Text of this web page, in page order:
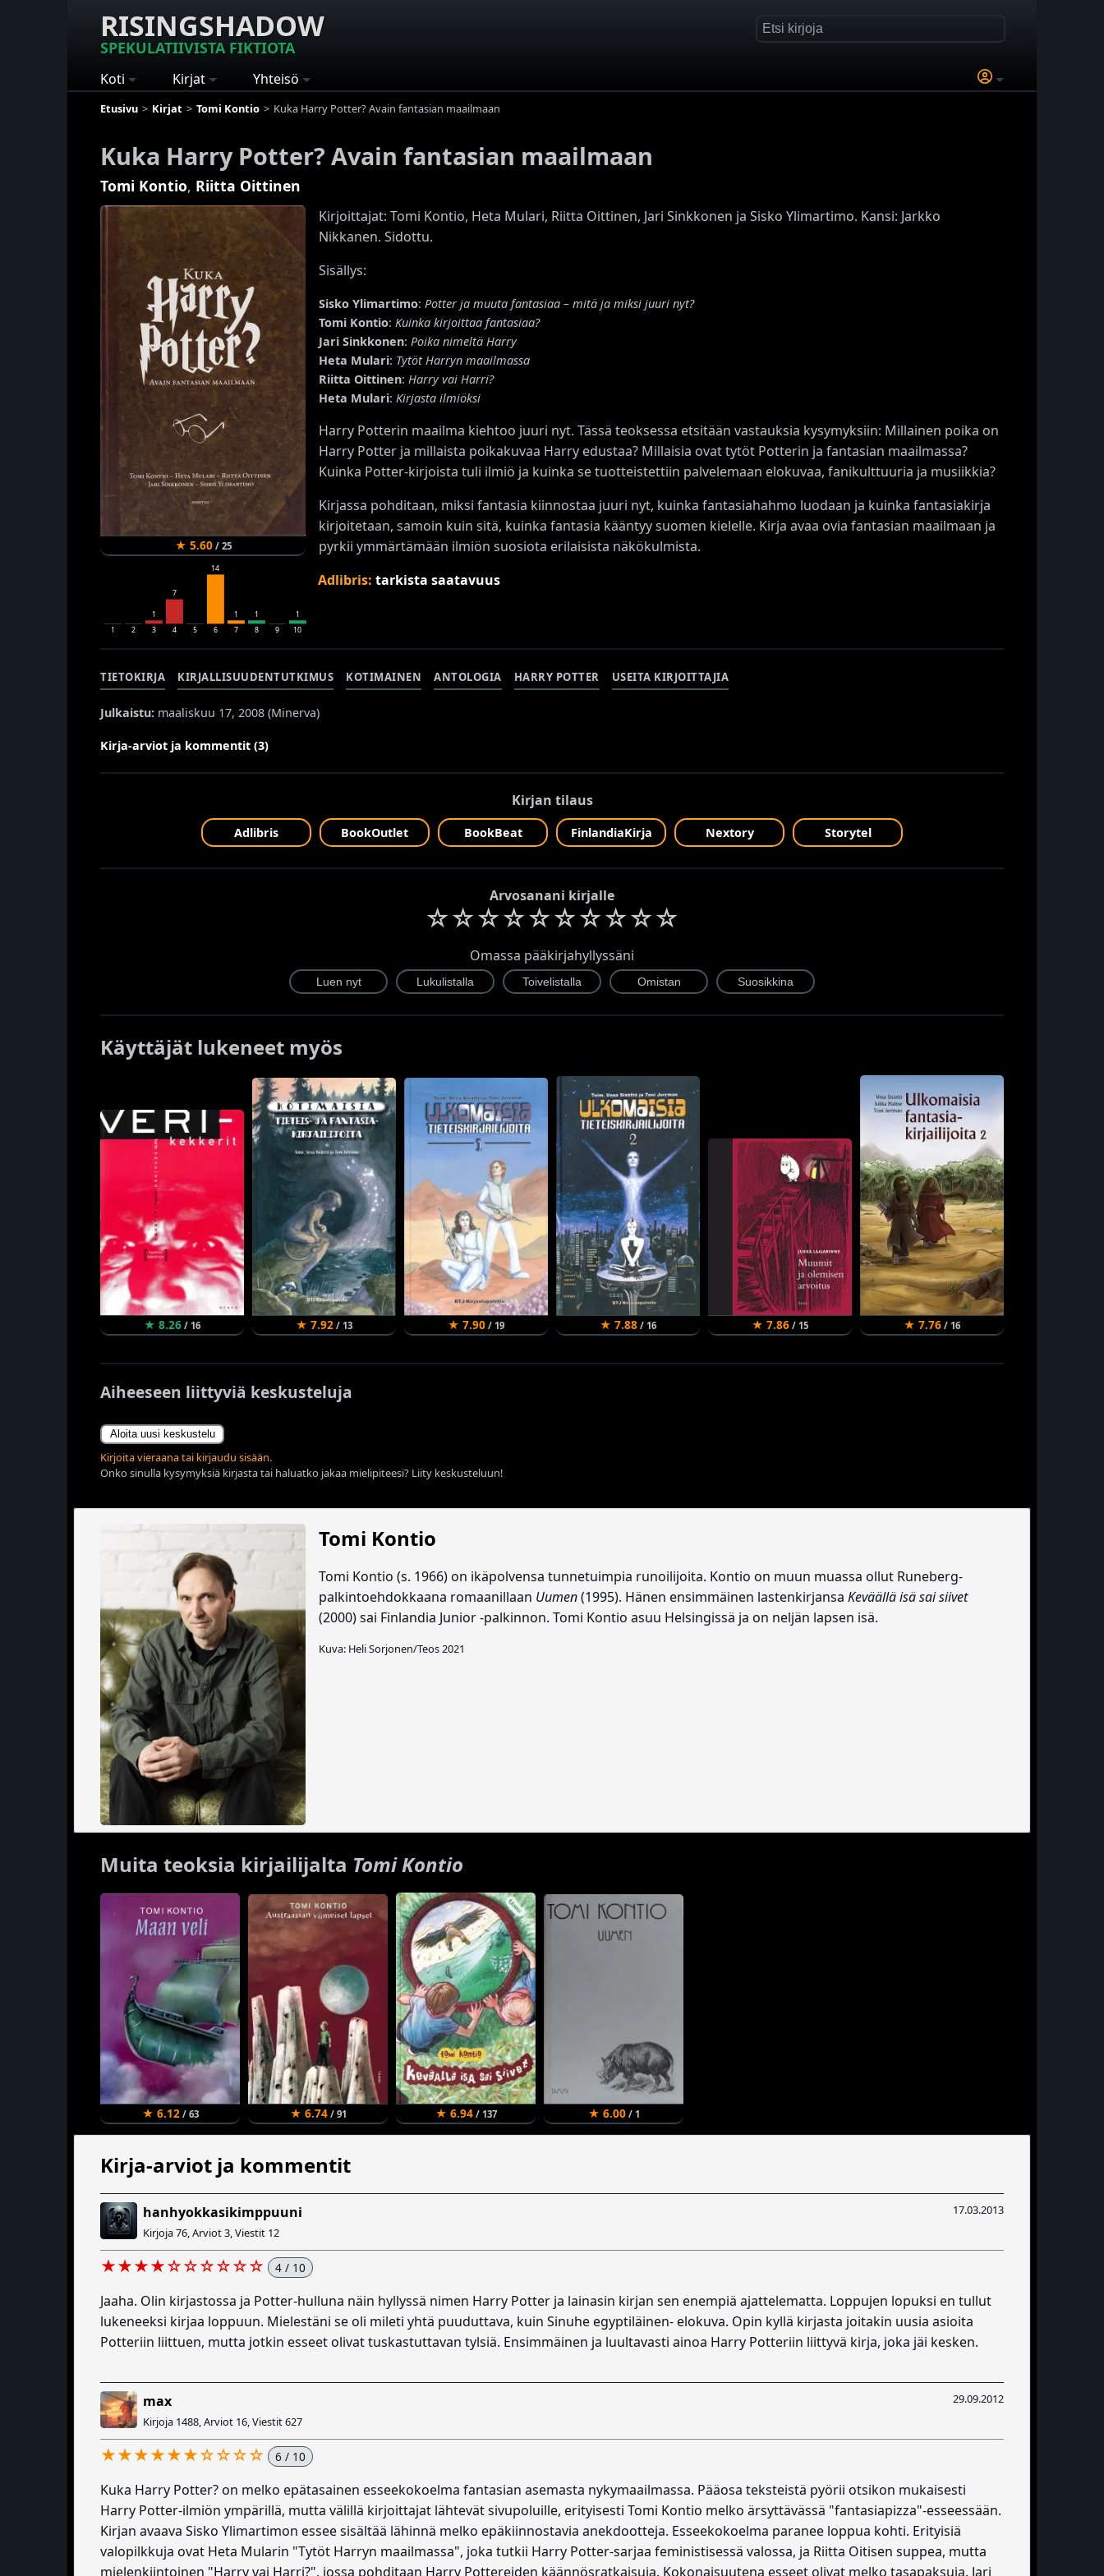
RISINGSHADOW
SPEKULATIIVISTA FIKTIOTA
Koti Kirjat Yhteisö
Etusivu Kirjat Tomi Kontio Kuka Harry Potter? Avain fantasian maailmaan
Kuka Harry Potter? Avain fantasian maailmaan
Tomi Kontio, Riitta Oittinen
★ 5.60/ 25
1 2
1
3
7
4 5
14
6
1
7
1
8
9
1
10
Kirjoittajat: Tomi Kontio, Heta Mulari, Riitta Oittinen, Jari Sinkkonen ja Sisko Ylimartimo. Kansi: Jarkko
Nikkanen. Sidottu.
Sisällys:
Sisko Ylimartimo: Potter ja muuta fantasiaa – mitä ja miksi juuri nyt?
Tomi Kontio: Kuinka kirjoittaa fantasiaa?
Jari Sinkkonen: Poika nimeltä Harry
Heta Mulari: Tytöt Harryn maailmassa
Riitta Oittinen: Harry vai Harri?
Heta Mulari: Kirjasta ilmiöksi
Harry Potterin maailma kiehtoo juuri nyt. Tässä teoksessa etsitään vastauksia kysymyksiin: Millainen poika on
Harry Potter ja millaista poikakuvaa Harry edustaa? Millaisia ovat tytöt Potterin ja fantasian maailmassa?
Kuinka Potter-kirjoista tuli ilmiö ja kuinka se tuotteistettiin palvelemaan elokuvaa, fanikulttuuria ja musiikkia?
Kirjassa pohditaan, miksi fantasia kiinnostaa juuri nyt, kuinka fantasiahahmo luodaan ja kuinka fantasiakirja
kirjoitetaan, samoin kuin sitä, kuinka fantasia kääntyy suomen kielelle. Kirja avaa ovia fantasian maailmaan ja
pyrkii ymmärtämään ilmiön suosiota erilaisista näkökulmista.
Adlibris: tarkista saatavuus
TIETOKIRJA KIRJALLISUUDENTUTKIMUS KOTIMAINEN ANTOLOGIA HARRY POTTER USEITA KIRJOITTAJIA
Julkaistu: maaliskuu 17, 2008 (Minerva)
Kirja-arviot ja kommentit (3)
Kirjan tilaus
Adlibris BookOutlet BookBeat FinlandiaKirja Nextory Storytel
Arvosanani kirjalle
☆☆☆☆☆☆☆☆☆☆
Omassa pääkirjahyllyssäni
Käyttäjät lukeneet myös
★ 8.26 / 16 ★ 7.92 / 13 ★ 7.90 / 19 ★ 7.88 / 16 ★ 7.86 / 15 ★ 7.76 / 16
Aiheeseen liittyviä keskusteluja
Aloita uusi keskustelu
Kirjoita vieraana tai kirjaudu sisään.
Onko sinulla kysymyksiä kirjasta tai haluatko jakaa mielipiteesi? Liity keskusteluun!
Tomi Kontio
Tomi Kontio (s. 1966) on ikäpolvensa tunnetuimpia runoilijoita. Kontio on muun muassa ollut Runeberg-
palkintoehdokkaana romaanillaan Uumen(1995). Hänen ensimmäinen lastenkirjansa Keväällä isä sai siivet
(2000) sai Finlandia Junior -palkinnon. Tomi Kontio asuu Helsingissä ja on neljän lapsen isä.
Kuva: Heli Sorjonen/Teos 2021
Muita teoksia kirjailijalta Tomi Kontio
★ 6.12/ 63 ★ 6.74/ 91 ★ 6.94/ 137 ★ 6.00/ 1
Kirja-arviot ja kommentit
17.03.2013
hanhyokkasikimppuuni
Kirjoja 76, Arviot 3, Viestit 12
★★★★☆☆☆☆☆☆ 4 / 10
Jaaha. Olin kirjastossa ja Potter-hulluna näin hyllyssä nimen Harry Potter ja lainasin kirjan sen enempiä ajattelematta. Loppujen lopuksi en tullut
lukeneeksi kirjaa loppuun. Mielestäni se oli mileti yhtä puuduttava, kuin Sinuhe egyptiläinen- elokuva. Opin kyllä kirjasta joitakin uusia asioita
Potteriin liittuen, mutta jotkin esseet olivat tuskastuttavan tylsiä. Ensimmäinen ja luultavasti ainoa Harry Potteriin liittyvä kirja, joka jäi kesken.
29.09.2012
max
Kirjoja 1488, Arviot 16, Viestit 627
★★★★★★☆☆☆☆ 6 / 10
Kuka Harry Potter? on melko epätasainen esseekokoelma fantasian asemasta nykymaailmassa. Pääosa teksteistä pyörii otsikon mukaisesti
Harry Potter-ilmiön ympärillä, mutta välillä kirjoittajat lähtevät sivupoluille, erityisesti Tomi Kontio melko ärsyttävässä "fantasiapizza"-esseessään.
Kirjan avaava Sisko Ylimartimon essee sisältää lähinnä melko epäkiinnostavia anekdootteja. Esseekokoelma paranee loppua kohti. Erityisiä
valopilkkuja ovat Heta Mularin "Tytöt Harryn maailmassa", joka tutkii Harry Potter-sarjaa feministisessä valossa, ja Riitta Oitisen suppea, mutta
mielenkiintoinen "Harry vai Harri?", jossa pohditaan Harry Pottereiden käännösratkaisuja. Kokonaisuutena esseet olivat melko tasapaksuja. Jari